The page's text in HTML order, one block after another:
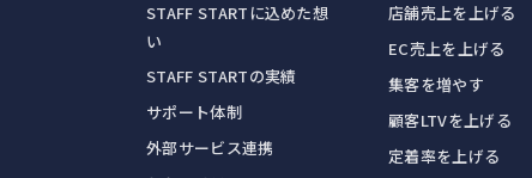
STAFF STARTに込めた想
い
STAFF STARTの実績
サポート体制
外部サービス連携
店舗売上を上げる
EC売上を上げる
集客を増やす
顧客LTVを上げる
定着率を上げる